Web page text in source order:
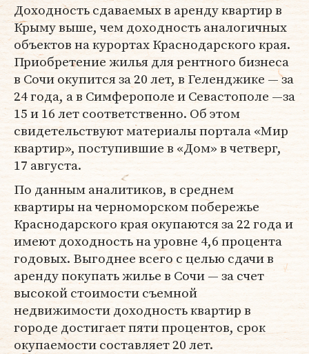
Доходность сдаваемых в аренду квартир в
Крыму выше, чем доходность аналогичных
объектов на курортах Краснодарского края.
Приобретение жилья для рентного бизнеса
в Сочи окупится за 20 лет, в Геленджике — за
24 года, а в Симферополе и Севастополе —за
15 и 16 лет соответственно. Об этом
свидетельствуют материалы портала «Мир
квартир», поступившие в «Дом» в четверг,
17 августа.
По данным аналитиков, в среднем
квартиры на черноморском побережье
Краснодарского края окупаются за 22 года и
имеют доходность на уровне 4,6 процента
годовых. Выгоднее всего с целью сдачи в
аренду покупать жилье в Сочи — за счет
высокой стоимости съемной
недвижимости доходность квартир в
городе достигает пяти процентов, срок
окупаемости составляет 20 лет.